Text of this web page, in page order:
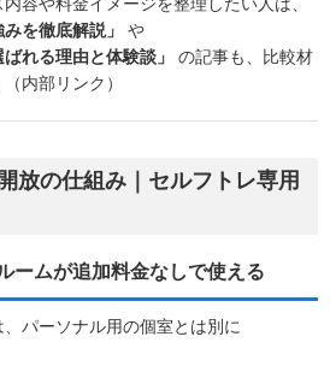
を徹底解説」
や
れる理由と体験談」
の記事も、比較材
内部リンク）
放の仕組み｜セルフトレ専用
ームが追加料金なしで使える
パーソナル用の個室とは別に